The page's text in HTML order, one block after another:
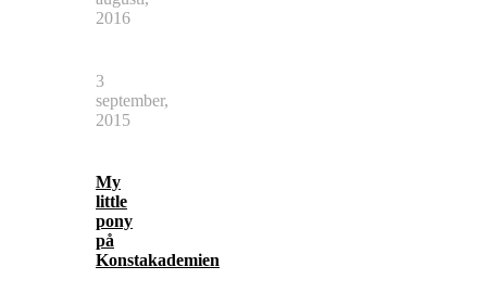
2016
3
september,
2015
My
little
pony
på
Konstakademien